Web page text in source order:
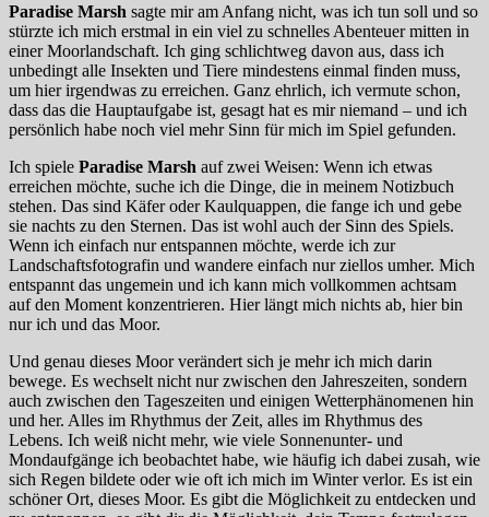
Paradise Marsh sagte mir am Anfang nicht, was ich tun soll und so
stürzte ich mich erstmal in ein viel zu schnelles Abenteuer mitten in
einer Moorlandschaft. Ich ging schlichtweg davon aus, dass ich
unbedingt alle Insekten und Tiere mindestens einmal finden muss,
um hier irgendwas zu erreichen. Ganz ehrlich, ich vermute schon,
dass das die Hauptaufgabe ist, gesagt hat es mir niemand – und ich
persönlich habe noch viel mehr Sinn für mich im Spiel gefunden.
Ich spiele Paradise Marsh auf zwei Weisen: Wenn ich etwas
erreichen möchte, suche ich die Dinge, die in meinem Notizbuch
stehen. Das sind Käfer oder Kaulquappen, die fange ich und gebe
sie nachts zu den Sternen. Das ist wohl auch der Sinn des Spiels.
Wenn ich einfach nur entspannen möchte, werde ich zur
Landschaftsfotografin und wandere einfach nur ziellos umher. Mich
entspannt das ungemein und ich kann mich vollkommen achtsam
auf den Moment konzentrieren. Hier längt mich nichts ab, hier bin
nur ich und das Moor.
Und genau dieses Moor verändert sich je mehr ich mich darin
bewege. Es wechselt nicht nur zwischen den Jahreszeiten, sondern
auch zwischen den Tageszeiten und einigen Wetterphänomenen hin
und her. Alles im Rhythmus der Zeit, alles im Rhythmus des
Lebens. Ich weiß nicht mehr, wie viele Sonnenunter- und
Mondaufgänge ich beobachtet habe, wie häufig ich dabei zusah, wie
sich Regen bildete oder wie oft ich mich im Winter verlor. Es ist ein
schöner Ort, dieses Moor. Es gibt die Möglichkeit zu entdecken und